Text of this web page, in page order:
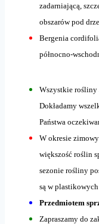
zadarniającą,
obszarów pod
Bergenia
północno-
Wszystkie rośliny
Dokładamy
Państwa
W okresie
większość roślin
sezonie rośliny
są w
Przedmiotem
Zapraszamy do